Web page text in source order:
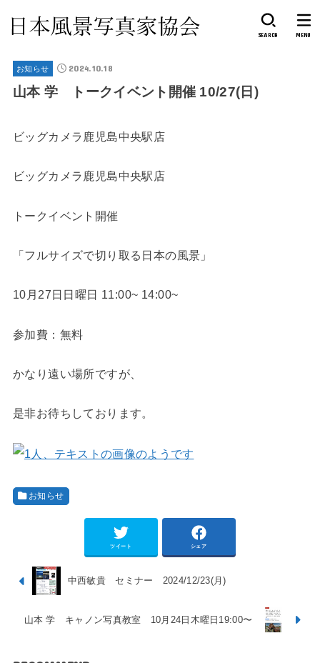
SEARCH MENU
お知らせ 2024.10.18
山本 学 トークイベント開催 10/27(日)
ビッグカメラ鹿児島中央駅店
ビッグカメラ鹿児島中央駅店
トークイベント開催
「フルサイズで切り取る日本の風景」
10月27日日曜日 11:00~ 14:00~
参加費：無料
かなり遠い場所ですが、
是非お待ちしております。
お知らせ
ツイート シェア
中西敏貴 セミナー 2024/12/23(月)
山本 学 キャノン写真教室 10月24日木曜日19:00〜